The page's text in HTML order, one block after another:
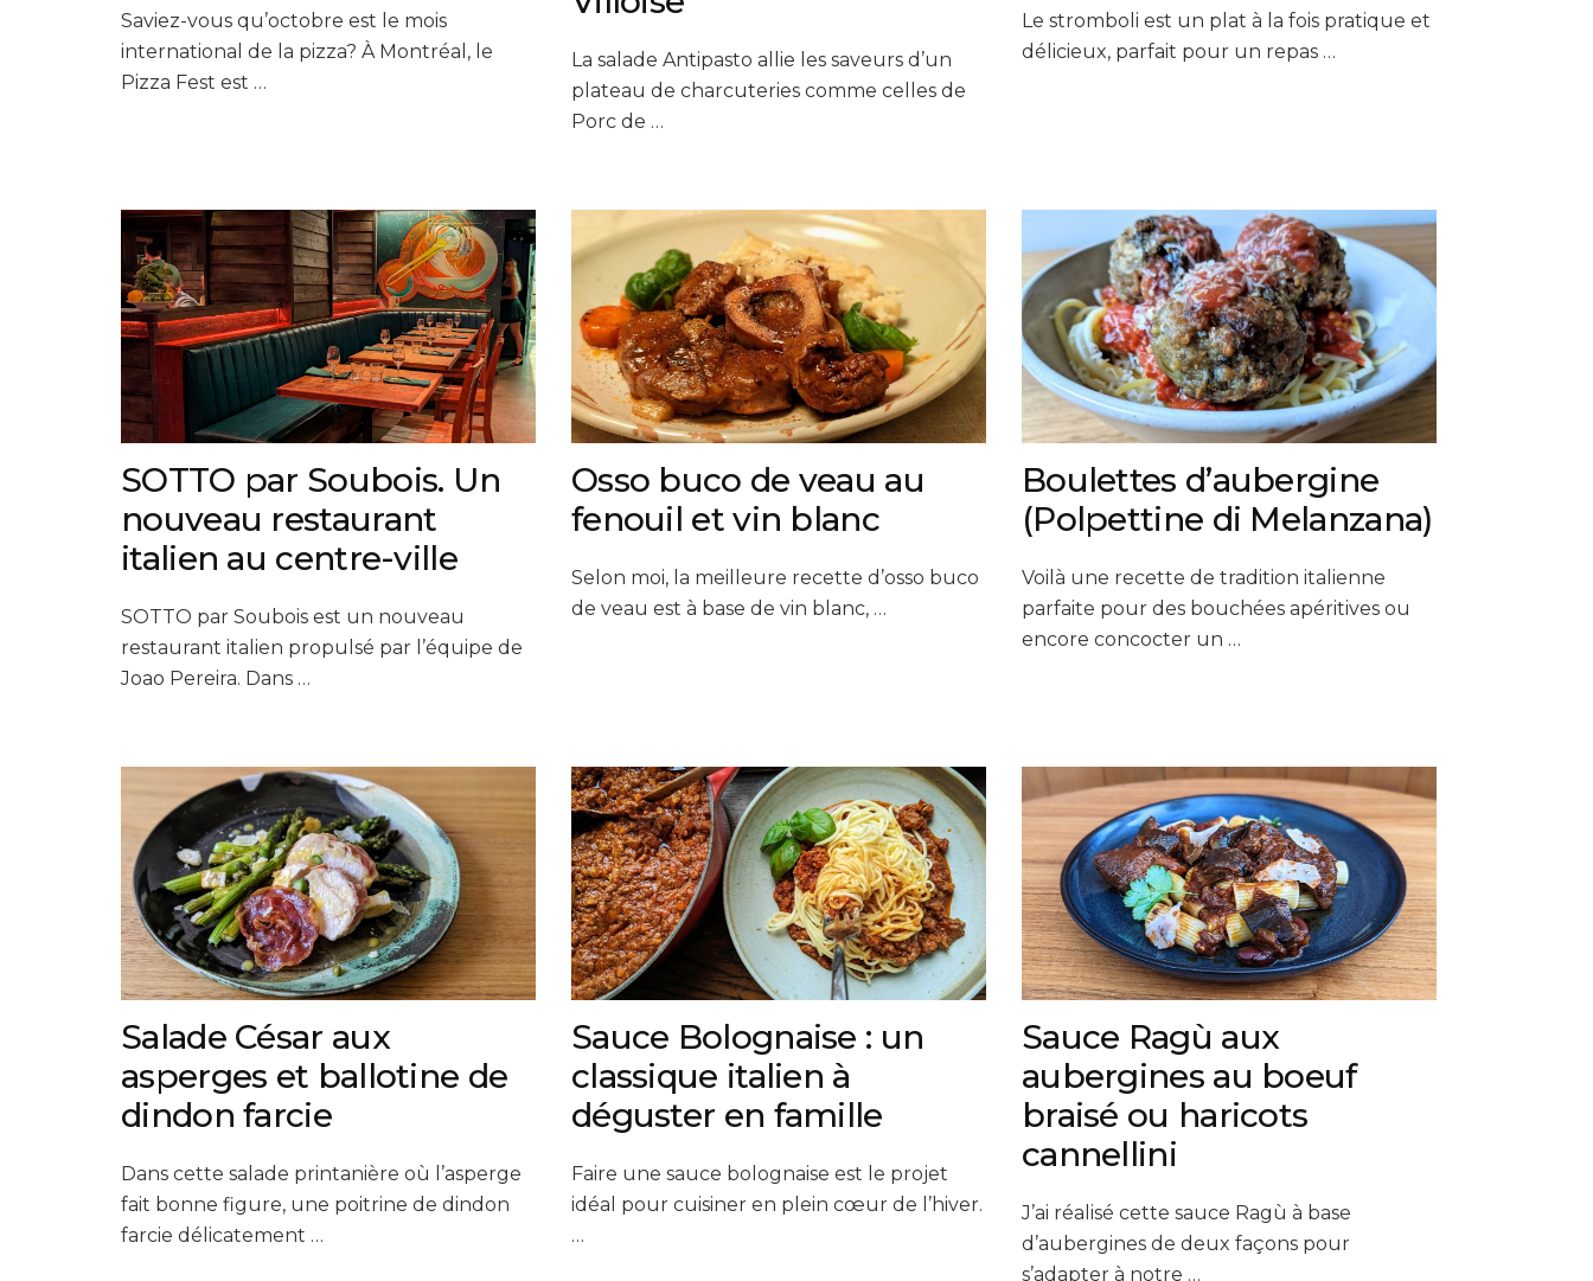
Saviez-vous qu’octobre est le mois
international de la pizza? À Montréal, le
Pizza Fest est …
La salade Antipasto allie les saveurs d’un
plateau de charcuteries comme celles de
Porc de …
Le stromboli est un plat à la fois pratique et
délicieux, parfait pour un repas …
SOTTO par Soubois. Un
nouveau restaurant
italien au centre-ville
SOTTO par Soubois est un nouveau
restaurant italien propulsé par l’équipe de
Joao Pereira. Dans …
Osso buco de veau au
fenouil et vin blanc
Selon moi, la meilleure recette d’osso buco
de veau est à base de vin blanc, …
Boulettes d’aubergine
(Polpettine di Melanzana)
Voilà une recette de tradition italienne
parfaite pour des bouchées apéritives ou
encore concocter un …
Salade César aux
asperges et ballotine de
dindon farcie
Dans cette salade printanière où l’asperge
fait bonne figure, une poitrine de dindon
farcie délicatement …
Sauce Bolognaise : un
classique italien à
déguster en famille
Faire une sauce bolognaise est le projet
idéal pour cuisiner en plein cœur de l’hiver.
…
Sauce Ragù aux
aubergines au boeuf
braisé ou haricots
cannellini
J’ai réalisé cette sauce Ragù à base
d’aubergines de deux façons pour
s’adapter à notre …